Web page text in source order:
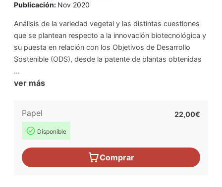
Publicación: Nov 2020
Análisis de la variedad vegetal y las distintas cuestiones
que se plantean respecto a la innovación biotecnológica y
su puesta en relación con los Objetivos de Desarrollo
Sostenible (ODS), desde la patente de plantas obtenidas
...
ver más
Papel
Disponible
22,00€
Comprar